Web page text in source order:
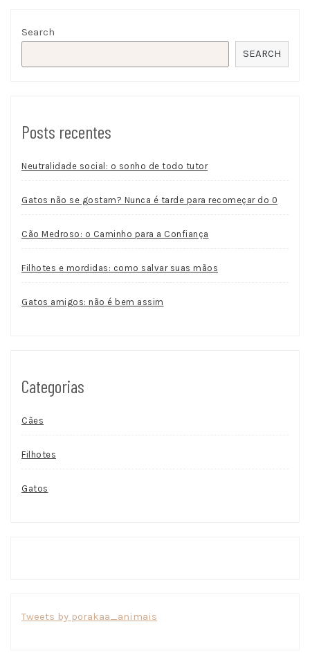
Search
SEARCH
Posts recentes
Neutralidade social: o sonho de todo tutor
Gatos não se gostam? Nunca é tarde para recomeçar do 0
Cão Medroso: o Caminho para a Confiança
Filhotes e mordidas: como salvar suas mãos
Gatos amigos: não é bem assim
Categorias
Cães
Filhotes
Gatos
Tweets by porakaa_animais